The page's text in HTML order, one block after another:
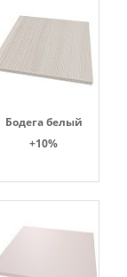
Бодега белый
+10%